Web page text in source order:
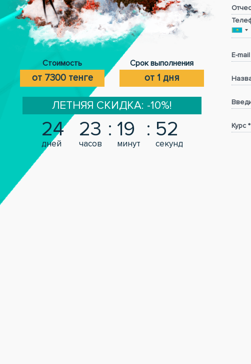
Стоимость
от 7300 тенге
Срок выполнения
от 1 дня
ЛЕТНЯЯ СКИДКА: -10%!
24
дней
23
часов
19
минут
51
секунд
E-
Курс *